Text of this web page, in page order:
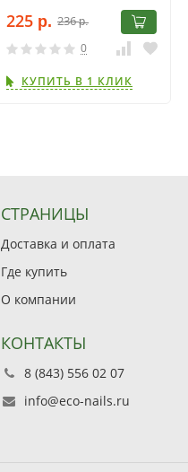
225 р. 236р.
0
КУПИТЬ В 1 КЛИК
СТРАНИЦЫ
Доставка и оплата
Где купить
О компании
КОНТАКТЫ
8 (843) 556 02 07
info@eco-nails.ru